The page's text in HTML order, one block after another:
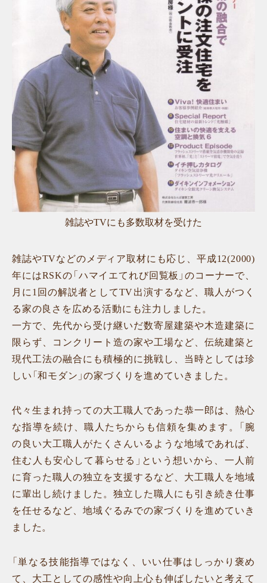
雑誌やTVにも多数取材を受けた
雑誌やTVなどのメディア取材にも応じ、平成12(2000)
年にはRSKの「ハマイエてれび回覧板」のコーナーで、
月に1回の解説者としてTV出演するなど、職人がつく
る家の良さを広める活動にも注力しました。
一方で、先代から受け継いだ数寄屋建築や木造建築に
限らず、コンクリート造の家や工場など、伝統建築と
現代工法の融合にも積極的に挑戦し、当時としては珍
しい「和モダン」の家づくりを進めていきました。
代々生まれ持っての大工職人であった恭一郎は、熱心
な指導を続け、職人たちからも信頼を集めます。「腕
の良い大工職人がたくさんいるような地域であれば、
住む人も安心して暮らせる」という想いから、一人前
に育った職人の独立を支援するなど、大工職人を地域
に輩出し続けました。独立した職人にも引き続き仕事
を任せるなど、地域ぐるみでの家づくりを進めていき
ました。
「単なる技能指導ではなく、いい仕事はしっかり褒め
て、大工としての感性や向上心も伸ばしたいと考えて